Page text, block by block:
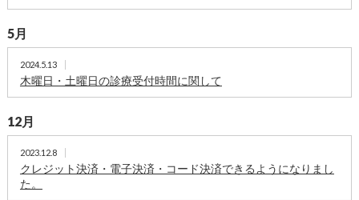
5月
2024.5.13
木曜日・土曜日の診療受付時間に関して
12月
2023.12.8
クレジット決済・電子決済・コード決済できるようになりまし
た。